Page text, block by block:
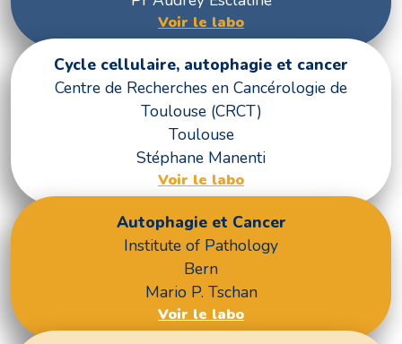
Voir le labo
Cycle cellulaire, autophagie et cancer
Centre de Recherches en Cancérologie de
Toulouse (CRCT)
Toulouse
Stéphane Manenti
Voir le labo
Autophagie et Cancer
Institute of Pathology
Bern
Mario P. Tschan
Voir le labo